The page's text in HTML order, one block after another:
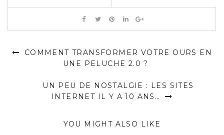
COMMENT TRANSFORMER VOTRE OURS EN
UNE PELUCHE 2.0 ?
UN PEU DE NOSTALGIE : LES SITES
INTERNET IL Y A 10 ANS…
YOU MIGHT ALSO LIKE